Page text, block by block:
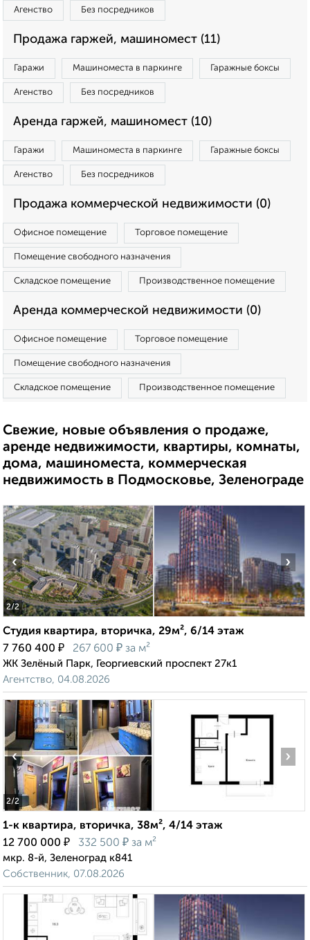
Агенство Без посредников
Продажа гаржей, машиномест (11)
Гаражи Машиноместа в паркинге Гаражные боксы
Агенство Без посредников
Аренда гаржей, машиномест (10)
Гаражи Машиноместа в паркинге Гаражные боксы
Агенство Без посредников
Продажа коммерческой недвижимости (0)
Офисное помещение Торговое помещение
Помещение свободного назначения
Складское помещение Производственное помещение
Аренда коммерческой недвижимости (0)
Офисное помещение Торговое помещение
Помещение свободного назначения
Складское помещение Производственное помещение
Свежие, новые объявления о продаже,
аренде недвижимости, квартиры, комнаты,
дома, машиноместа, коммерческая
недвижимость в Подмосковье, Зеленограде
2/2
‹ ›
Студия квартира, вторичка, 29м², 6/14 этаж
7 760 400 ₽ 267 600 ₽ за м²
ЖК Зелёный Парк, Георгиевский проспект 27к1
Агентство, 04.08.2026
2/2
‹ ›
1-к квартира, вторичка, 38м², 4/14 этаж
12 700 000 ₽ 332 500 ₽ за м²
мкр. 8-й, Зеленоград к841
Собственник, 07.08.2026